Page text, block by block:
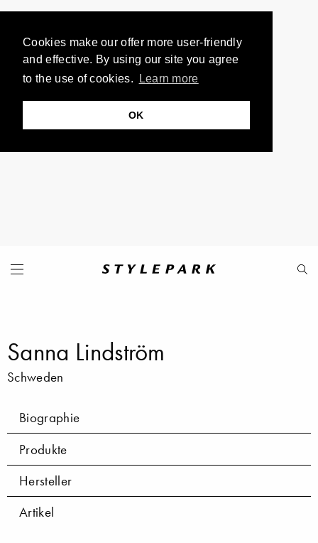
Cookies make our offer more user-friendly
and effective. By using our site you agree
to the use of cookies.
Learn more
OK
Sanna Lindström
Schweden
Biographie
Produkte
Hersteller
Artikel